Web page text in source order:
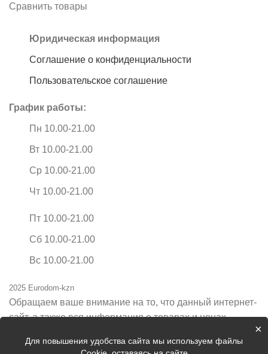
Сравнить товары
Юридическая информация
Соглашение о конфиденциальности
Пользовательское соглашение
График работы:
Пн 10.00-21.00
Вт 10.00-21.00
Ср 10.00-21.00
Чт 10.00-21.00
Пт 10.00-21.00
Сб 10.00-21.00
Вс 10.00-21.00
2025 Eurodom-kzn
Обращаем ваше внимание на то, что данный интернет-
сайт, а также вся информация о товарах и ценах,
информационный характер и ни при каких условиях не
×
Для повышения удобства сайта мы используем файлы